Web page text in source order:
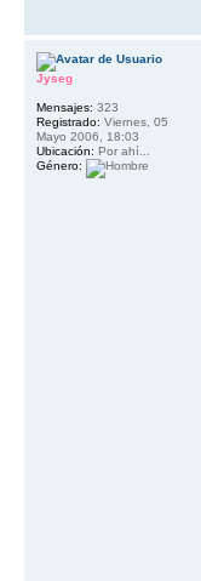
Jyseg
Mensajes: 323
Registrado: Viernes, 05
Mayo 2006, 18:03
Ubicación: Por ahí...
Género: